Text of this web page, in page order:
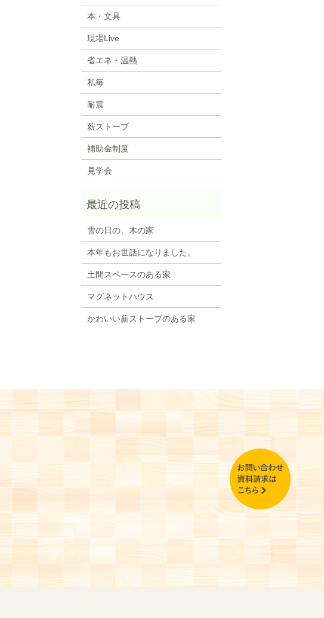
本・文具
現場Live
省エネ・温熱
私毎
耐震
薪ストーブ
補助金制度
見学会
雪の日の、木の家
本年もお世話になりました。
土間スペースのある家
マグネットハウス
かわいい薪ストーブのある家